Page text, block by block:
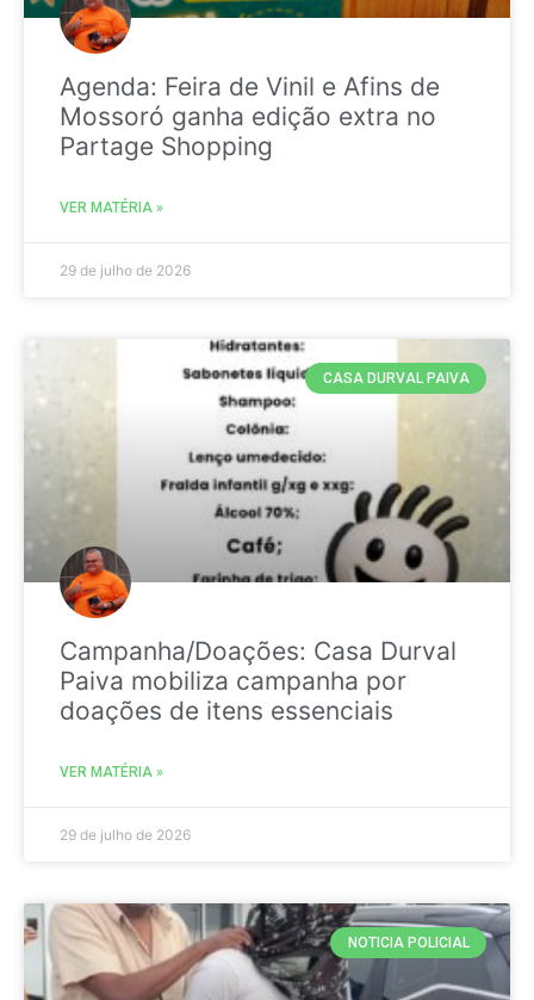
Agenda: Feira de Vinil e Afins de
Mossoró ganha edição extra no
Partage Shopping
VER MATÉRIA »
29 de julho de 2026
CASA DURVAL PAIVA
Campanha/Doações: Casa Durval
Paiva mobiliza campanha por
doações de itens essenciais
VER MATÉRIA »
29 de julho de 2026
NOTICIA POLICIAL